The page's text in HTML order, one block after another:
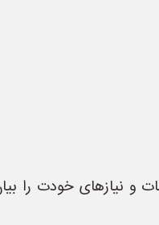
و نیازهای خودت را